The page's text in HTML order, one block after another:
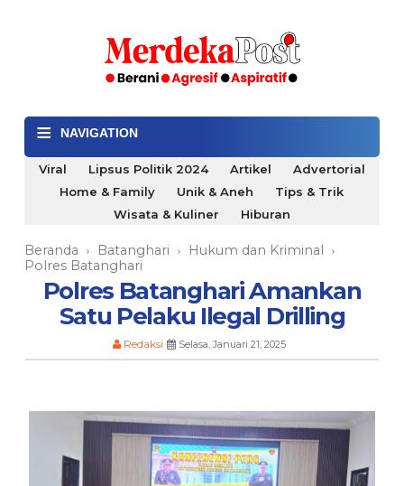
≡ NAVIGATION
Viral Lipsus Politik 2024 Artikel
Advertorial
Home & Family
Unik & Aneh
Tips & Trik
Wisata & Kuliner
Hiburan
Beranda › Batanghari › Hukum dan Kriminal ›
Polres Batanghari
Polres Batanghari Amankan
Satu Pelaku Ilegal Drilling
Redaksi Selasa, Januari 21, 2025